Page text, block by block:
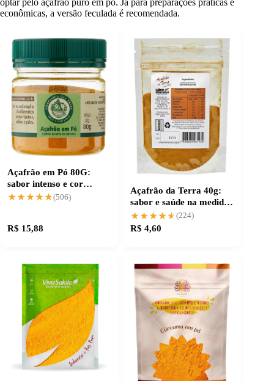
optar pelo açafrão puro em pó. Já para preparações práticas e
econômicas, a versão feculada é recomendada.
Açafrão em Pó 80G:
sabor intenso e cor
vibrante para suas
★★★★★
★★★★★ (506)
R$ 15,88
Açafrão da Terra 40g:
sabor e saúde na medida
certa
★★★★★
★★★★★(224)
R$ 4,60